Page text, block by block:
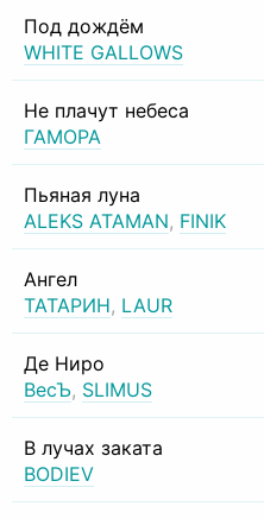
Под дождём
WHITE GALLOWS
Не плачут небеса
ГАМОРА
Пьяная луна
ALEKS ATAMAN, FINIK
Ангел
ТАТАРИН, LAUR
Де Ниро
ВесЪ, SLIMUS
В лучах заката
BODIEV